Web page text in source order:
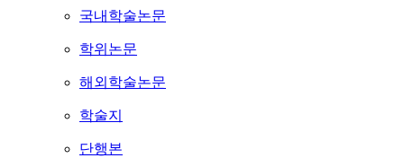
국내학술논문
학위논문
해외학술논문
학술지
단행본